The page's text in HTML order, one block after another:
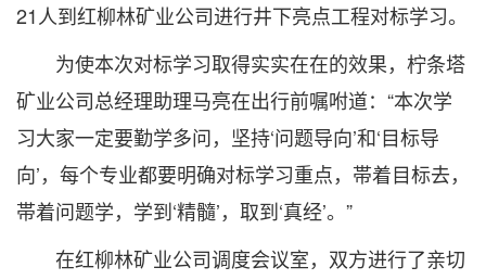
21人到红柳林矿业公司进行井下亮点工程对标学习。
为使本次对标学习取得实实在在的效果，柠条塔
矿业公司总经理助理马亮在出行前嘱咐道：“本次学
习大家一定要勤学多问，坚持‘问题导向’和‘目标导
向’，每个专业都要明确对标学习重点，帯着目标去，
帯着问题学，学到‘精髓’，取到‘真经’。”
在红柳林矿业公司调度会议室，双方进行了亲切